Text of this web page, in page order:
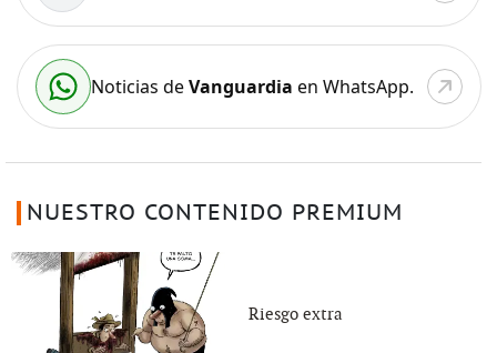
Noticias deVanguardia en WhatsApp.
NUESTRO CONTENIDO PREMIUM
Riesgo extra